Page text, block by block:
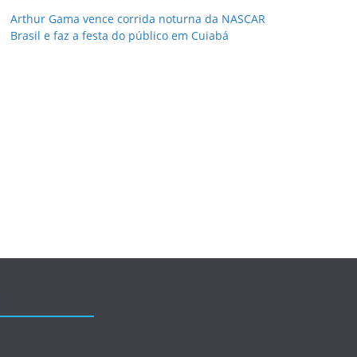
Arthur Gama vence corrida noturna da NASCAR
Brasil e faz a festa do público em Cuiabá